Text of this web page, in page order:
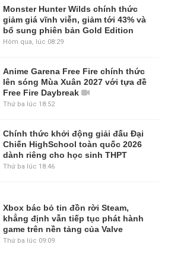
Monster Hunter Wilds chính thức
giảm giá vĩnh viễn, giảm tới 43% và
bổ sung phiên bản Gold Edition
Hôm qua, lúc 08:29
Anime Garena Free Fire chính thức
lên sóng Mùa Xuân 2027 với tựa đề
Free Fire Daybreak
Thứ ba lúc 18:52
Chính thức khởi động giải đấu Đại
Chiến HighSchool toàn quốc 2026
dành riêng cho học sinh THPT
Thứ ba lúc 18:46
Xbox bác bỏ tin đồn rời Steam,
khẳng định vẫn tiếp tục phát hành
game trên nền tảng của Valve
Thứ ba lúc 09:09